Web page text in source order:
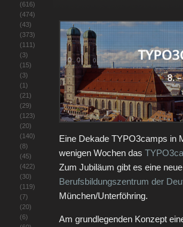
Eine Dekade TYPO3camps in
wenigen Wochen das
Zum Jubiläum gibt es eine
Berufsbildungszentrum der
München/Unterföhring.
Am grundlegenden Konzept
(616)
(474)
(43)
(373)
(111)
(3)
(15)
(3)
(1)
(21)
(29)
(123)
(20)
(140)
(8)
(45)
(422)
(30)
(119)
(7)
(20)
(6)